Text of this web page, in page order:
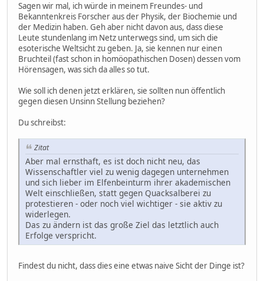
Sagen wir mal, ich würde in meinem Freundes- und
Bekanntenkreis Forscher aus der Physik, der Biochemie und
der Medizin haben. Geh aber nicht davon aus, dass diese
Leute stundenlang im Netz unterwegs sind, um sich die
esoterische Weltsicht zu geben. Ja, sie kennen nur einen
Bruchteil (fast schon in homöopathischen Dosen) dessen vom
Hörensagen, was sich da alles so tut.
Wie soll ich denen jetzt erklären, sie sollten nun öffentlich
gegen diesen Unsinn Stellung beziehen?
Du schreibst:
Zitat
Aber mal ernsthaft, es ist doch nicht neu, das
Wissenschaftler viel zu wenig dagegen unternehmen
und sich lieber im Elfenbeinturm ihrer akademischen
Welt einschließen, statt gegen Quacksalberei zu
protestieren - oder noch viel wichtiger - sie aktiv zu
widerlegen.
Das zu ändern ist das große Ziel das letztlich auch
Erfolge verspricht.
Findest du nicht, dass dies eine etwas naive Sicht der Dinge ist?